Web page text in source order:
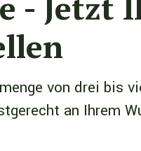
von drei bis
an Ihrem